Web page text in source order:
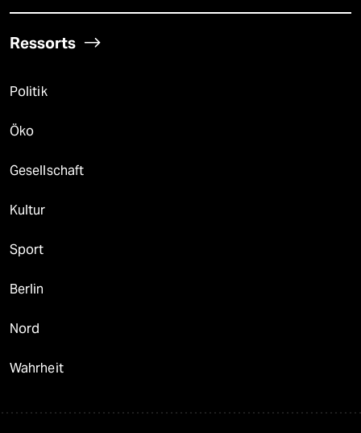
Ressorts
Politik
Öko
Gesellschaft
Kultur
Sport
Berlin
Nord
Wahrheit